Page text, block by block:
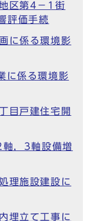
区第4－1街
評価手続
に係る環境影
係る環境影
目戸建住宅開
，3軸設備増
理施設建設に
埋立て工事に